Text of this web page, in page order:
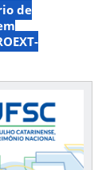
de